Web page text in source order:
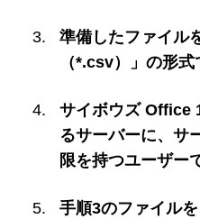
準備したファイル
（*.csv）」の形式
サイボウズ Office
るサーバーに、
限を持つユーザー
手順3のファイル